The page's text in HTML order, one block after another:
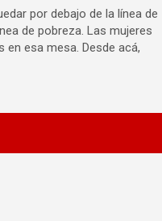
por debajo de la línea de
de pobreza. Las mujeres
en esa mesa. Desde acá,